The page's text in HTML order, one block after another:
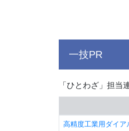
一技PR
「ひとわざ」担当
高精度工業用ダイア